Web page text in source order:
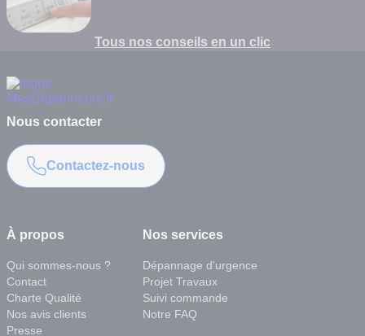
Tous nos conseils en un clic
À propos
Qui sommes-nous ?
Contact
Charte Qualité
Nos avis clients
Presse
Nos services
Dépannage d'urgence
Projet Travaux
Suivi commande
Notre FAQ
Nous contacter
Contactez-nous